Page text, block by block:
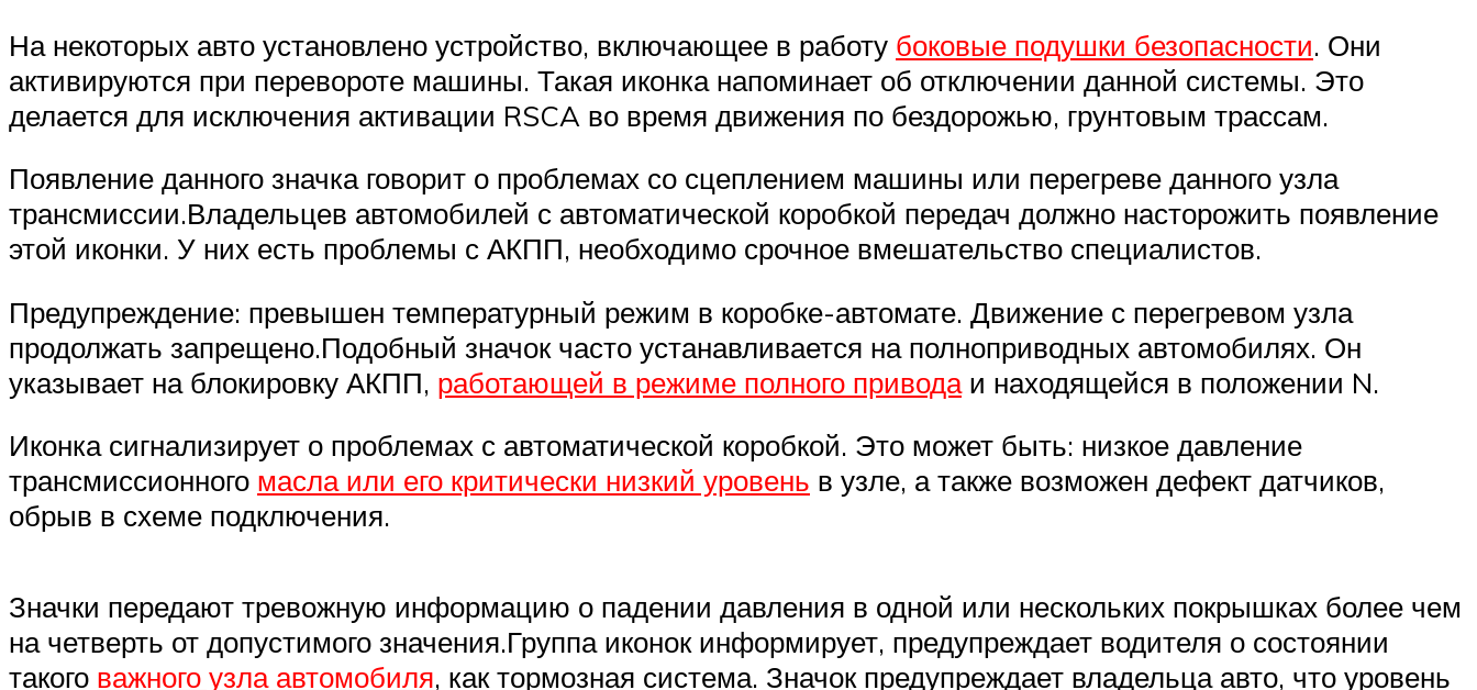
На некоторых авто установлено устройство, включающее в работу боковые подушки безопасности. Они
активируются при перевороте машины. Такая иконка напоминает об отключении данной системы. Это
делается для исключения активации RSCA во время движения по бездорожью, грунтовым трассам.
Появление данного значка говорит о проблемах со сцеплением машины или перегреве данного узла
трансмиссии.Владельцев автомобилей с автоматической коробкой передач должно насторожить появление
этой иконки. У них есть проблемы с АКПП, необходимо срочное вмешательство специалистов.
Предупреждение: превышен температурный режим в коробке-автомате. Движение с перегревом узла
продолжать запрещено.Подобный значок часто устанавливается на полноприводных автомобилях. Он
указывает на блокировку АКПП, работающей в режиме полного приводаи находящейся в положении N.
Иконка сигнализирует о проблемах с автоматической коробкой. Это может быть: низкое давление
трансмиссионного масла или его критически низкий уровень в узле, а также возможен дефект датчиков,
обрыв в схеме подключения.
Значки передают тревожную информацию о падении давления в одной или нескольких покрышках более чем
на четверть от допустимого значения.Группа иконок информирует, предупреждает водителя о состоянии
такого важного узла автомобиля, как тормозная система. Значок предупреждает владельца авто, что уровень